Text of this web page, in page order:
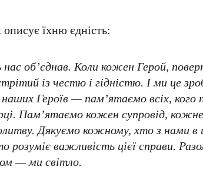
їхню єдність:
об’єднав. Коли кожен Герой,
із честю і гідністю. І ми це
Героїв — пам’ятаємо всіх, кого
Пам’ятаємо кожен супровід,
Дякуємо кожному, хто з нами в
розуміє важливість цієї справи.
— ми світло.